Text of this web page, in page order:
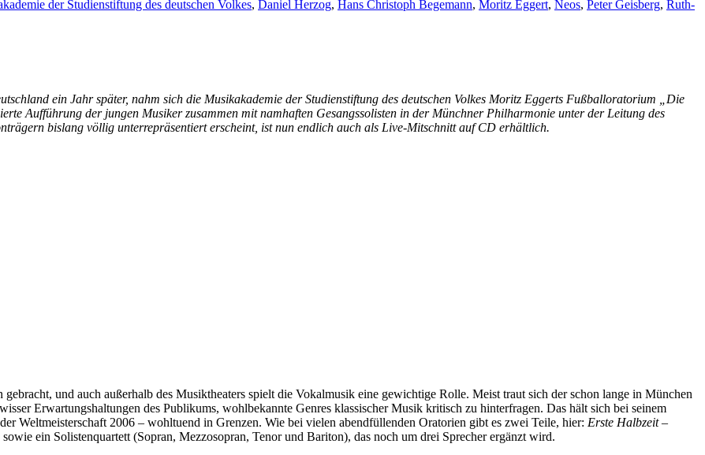
der Studienstiftung des deutschen Volkes, Daniel Herzog, Hans Christoph Begemann, Moritz Eggert, Neos, Peter Geisberg, Ruth-
ein Jahr später, nahm sich die Musikakademie der Studienstiftung des deutschen Volkes Moritz Eggerts Fußballoratorium „Die
Aufführung der jungen Musiker zusammen mit namhaften Gesangssolisten in der Münchner Philharmonie unter der Leitung des
bislang völlig unterrepräsentiert erscheint, ist nun endlich auch als Live-Mitschnitt auf CD erhältlich.
und auch außerhalb des Musiktheaters spielt die Vokalmusik eine gewichtige Rolle. Meist traut sich der schon lange in München
Erwartungshaltungen des Publikums, wohlbekannte Genres klassischer Musik kritisch zu hinterfragen. Das hält sich bei seinem
Weltmeisterschaft 2006 – wohltuend in Grenzen. Wie bei vielen abendfüllenden Oratorien gibt es zwei Teile, hier: Erste Halbzeit –
ein Solistenquartett (Sopran, Mezzosopran, Tenor und Bariton), das noch um drei Sprecher ergänzt wird.